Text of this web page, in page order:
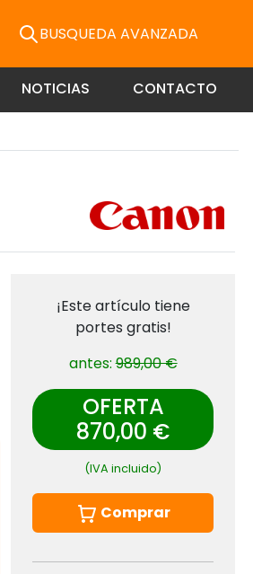
BUSQUEDA AVANZADA
NOTICIAS CONTACTO
¡Este artículo tiene
portes gratis!
antes:989,00 €
OFERTA
870,00 €
(IVA incluido)
Comprar